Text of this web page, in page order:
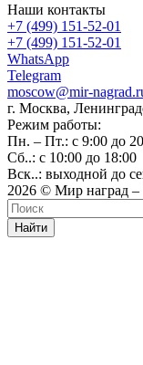
Наши контакты
+7 (499) 151-52-01
+7 (499) 151-52-01
WhatsApp
Telegram
moscow@mir-
г. Москва,
Режим работы:
Пн. – Пт.: с 9:00 до
Сб..: с 10:00 до 18:00
Вск..: выходной до
2026 © Мир наград –
Найти